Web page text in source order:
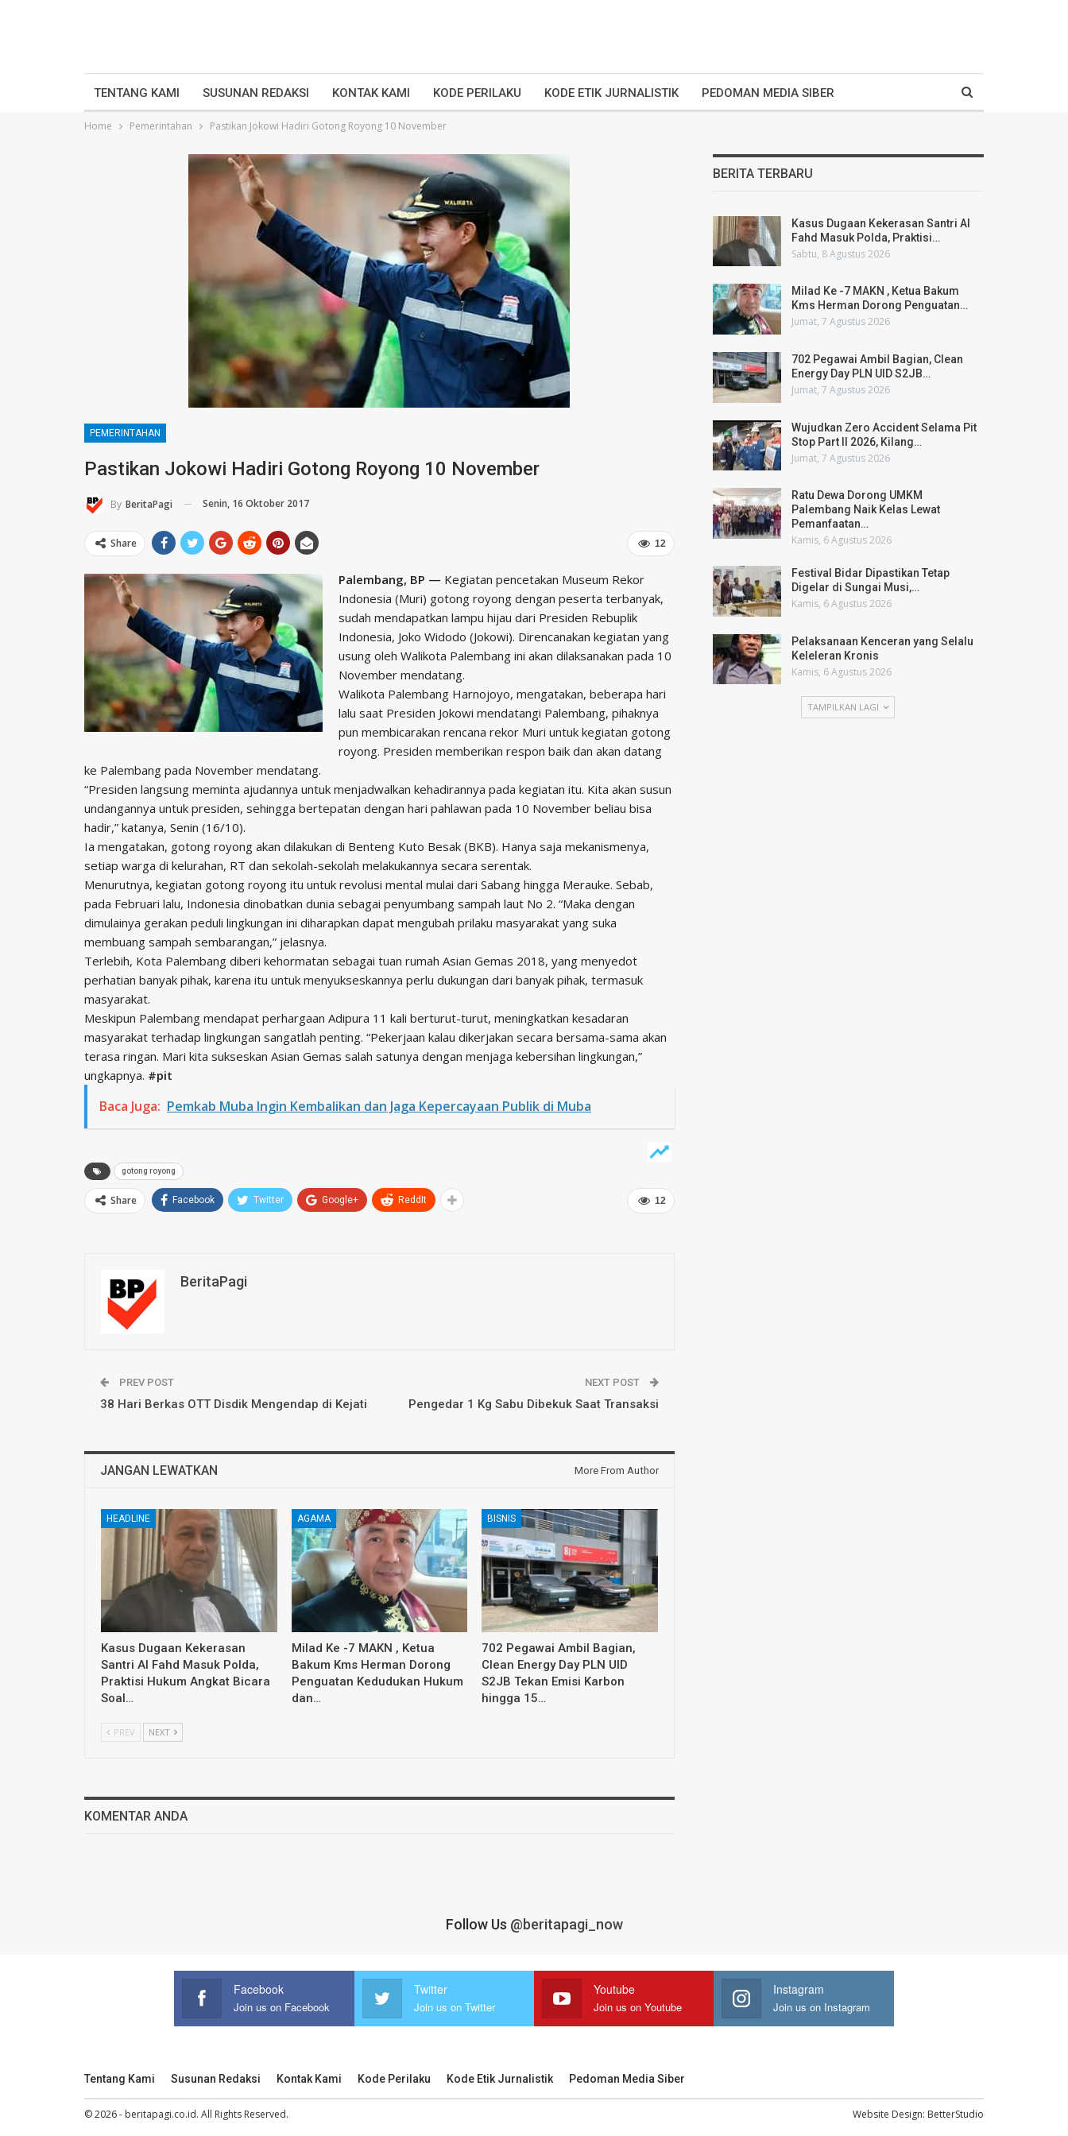
TENTANG KAMI SUSUNAN REDAKSI KONTAK KAMI KODE PERILAKU KODE ETIK JURNALISTIK PEDOMAN MEDIA SIBER
Home Pemerintahan Pastikan Jokowi Hadiri Gotong Royong 10 November
PEMERINTAHAN
Pastikan Jokowi Hadiri Gotong Royong 10 November
By BeritaPagi Senin, 16 Oktober 2017
12
Share
Palembang, BP — Kegiatan pencetakan Museum Rekor
Indonesia (Muri) gotong royong dengan peserta terbanyak,
sudah mendapatkan lampu hijau dari Presiden Rebuplik
Indonesia, Joko Widodo (Jokowi). Direncanakan kegiatan yang
usung oleh Walikota Palembang ini akan dilaksanakan pada 10
November mendatang.
Walikota Palembang Harnojoyo, mengatakan, beberapa hari
lalu saat Presiden Jokowi mendatangi Palembang, pihaknya
pun membicarakan rencana rekor Muri untuk kegiatan gotong
royong. Presiden memberikan respon baik dan akan datang
ke Palembang pada November mendatang.
“Presiden langsung meminta ajudannya untuk menjadwalkan kehadirannya pada kegiatan itu. Kita akan susun
undangannya untuk presiden, sehingga bertepatan dengan hari pahlawan pada 10 November beliau bisa
hadir,” katanya, Senin (16/10).
Ia mengatakan, gotong royong akan dilakukan di Benteng Kuto Besak (BKB). Hanya saja mekanismenya,
setiap warga di kelurahan, RT dan sekolah-sekolah melakukannya secara serentak.
Menurutnya, kegiatan gotong royong itu untuk revolusi mental mulai dari Sabang hingga Merauke. Sebab,
pada Februari lalu, Indonesia dinobatkan dunia sebagai penyumbang sampah laut No 2. “Maka dengan
dimulainya gerakan peduli lingkungan ini diharapkan dapat mengubah prilaku masyarakat yang suka
membuang sampah sembarangan,” jelasnya.
Terlebih, Kota Palembang diberi kehormatan sebagai tuan rumah Asian Gemas 2018, yang menyedot
perhatian banyak pihak, karena itu untuk menyukseskannya perlu dukungan dari banyak pihak, termasuk
masyarakat.
Meskipun Palembang mendapat perhargaan Adipura 11 kali berturut-turut, meningkatkan kesadaran
masyarakat terhadap lingkungan sangatlah penting. “Pekerjaan kalau dikerjakan secara bersama-sama akan
terasa ringan. Mari kita sukseskan Asian Gemas salah satunya dengan menjaga kebersihan lingkungan,”
ungkapnya. #pit
Baca Juga: Pemkab Muba Ingin Kembalikan dan Jaga Kepercayaan Publik di Muba
gotong royong
12
Share Facebook Twitter Google+ ReddIt
BeritaPagi
PREV POST
38 Hari Berkas OTT Disdik Mengendap di Kejati
NEXT POST
Pengedar 1 Kg Sabu Dibekuk Saat Transaksi
JANGAN LEWATKAN More From Author
HEADLINE
Kasus Dugaan Kekerasan
Santri Al Fahd Masuk Polda,
Praktisi Hukum Angkat Bicara
Soal…
AGAMA
Milad Ke -7 MAKN , Ketua
Bakum Kms Herman Dorong
Penguatan Kedudukan Hukum
dan…
BISNIS
702 Pegawai Ambil Bagian,
Clean Energy Day PLN UID
S2JB Tekan Emisi Karbon
hingga 15…
PREV NEXT
KOMENTAR ANDA
BERITA TERBARU
Kasus Dugaan Kekerasan Santri Al
Fahd Masuk Polda, Praktisi…
Sabtu, 8 Agustus 2026
Milad Ke -7 MAKN , Ketua Bakum
Kms Herman Dorong Penguatan…
Jumat, 7 Agustus 2026
702 Pegawai Ambil Bagian, Clean
Energy Day PLN UID S2JB…
Jumat, 7 Agustus 2026
Wujudkan Zero Accident Selama Pit
Stop Part II 2026, Kilang…
Jumat, 7 Agustus 2026
Ratu Dewa Dorong UMKM
Palembang Naik Kelas Lewat
Pemanfaatan…
Kamis, 6 Agustus 2026
Festival Bidar Dipastikan Tetap
Digelar di Sungai Musi,…
Kamis, 6 Agustus 2026
Pelaksanaan Kenceran yang Selalu
Keleleran Kronis
Kamis, 6 Agustus 2026
TAMPILKAN LAGI
Follow Us @beritapagi_now
Facebook
Join us on Facebook
Twitter
Join us on Twitter
Youtube
Join us on Youtube
Instagram
Join us on Instagram
Tentang Kami Susunan Redaksi Kontak Kami Kode Perilaku Kode Etik Jurnalistik Pedoman Media Siber
© 2026 - beritapagi.co.id. All Rights Reserved. Website Design: BetterStudio